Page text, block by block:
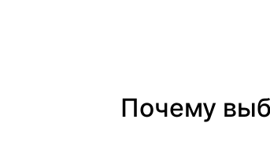
Почему